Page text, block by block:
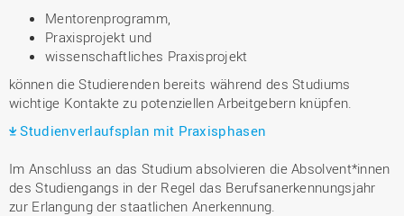
Mentorenprogramm,
Praxisprojekt und
wissenschaftliches Praxisprojekt
können die Studierenden bereits während des Studiums
wichtige Kontakte zu potenziellen Arbeitgebern knüpfen.
Studienverlaufsplan mit Praxisphasen
Im Anschluss an das Studium absolvieren die Absolvent*innen
des Studiengangs in der Regel das Berufsanerkennungsjahr
zur Erlangung der staatlichen Anerkennung.